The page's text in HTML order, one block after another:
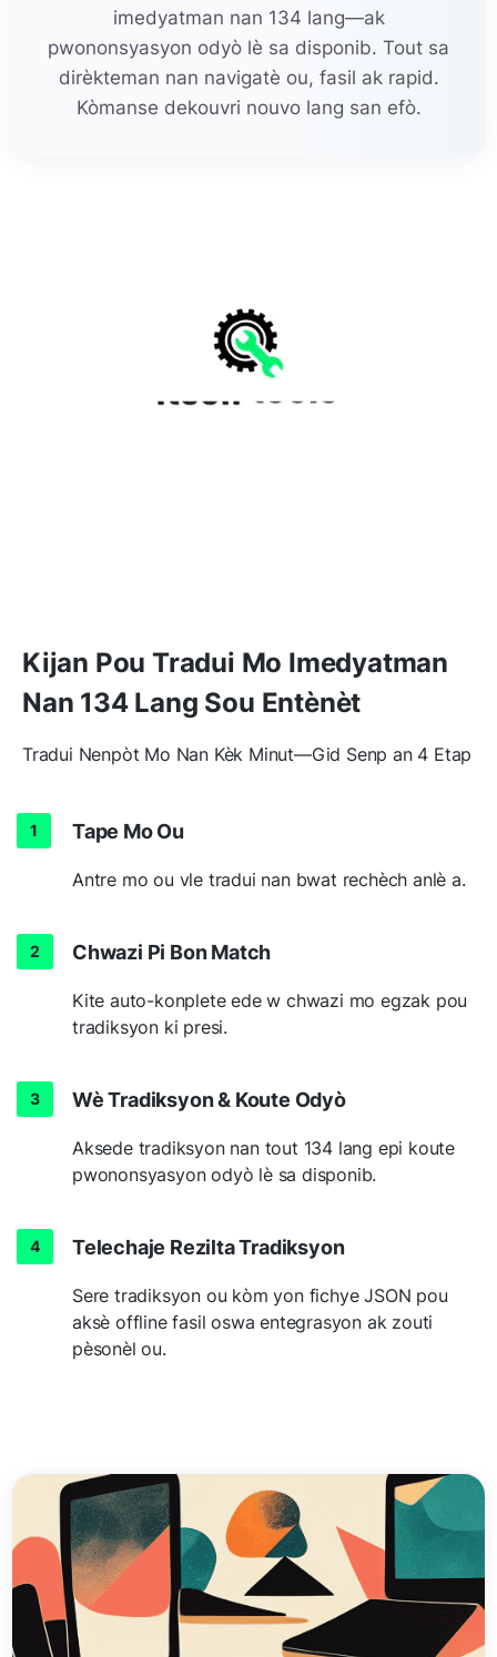
imedyatman nan 134 lang—ak
pwononsyasyon odyò lè sa disponib. Tout sa
dirèkteman nan navigatè ou, fasil ak rapid.
Kòmanse dekouvri nouvo lang san efò.
Kijan Pou Tradui Mo Imedyatman
Nan 134 Lang Sou Entènèt
Tradui Nenpòt Mo Nan Kèk Minut—Gid Senp an 4 Etap
Tape Mo Ou
Antre mo ou vle tradui nan bwat rechèch anlè a.
Chwazi Pi Bon Match
Kite auto-konplete ede w chwazi mo egzak pou
tradiksyon ki presi.
Wè Tradiksyon & Koute Odyò
Aksede tradiksyon nan tout 134 lang epi koute
pwononsyasyon odyò lè sa disponib.
Telechaje Rezilta Tradiksyon
Sere tradiksyon ou kòm yon fichye JSON pou
aksè offline fasil oswa entegrasyon ak zouti
pèsonèl ou.